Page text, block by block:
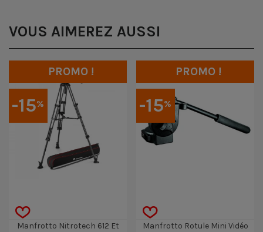
VOUS AIMEREZ AUSSI
-15%
PROMO !
Manfrotto Nitrotech 612 Et
-15%
PROMO !
Manfrotto Rotule Mini Vidéo